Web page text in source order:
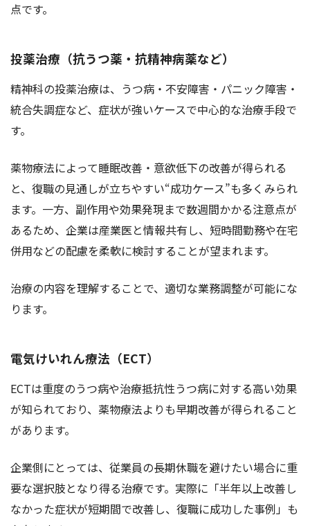
点です。
投薬治療（抗うつ薬・抗精神病薬など）
精神科の投薬治療は、うつ病・不安障害・パニック障害・
統合失調症など、症状が強いケースで中心的な治療手段で
す。
薬物療法によって睡眠改善・意欲低下の改善が得られる
と、復職の見通しが立ちやすい“成功ケース”も多くみられ
ます。一方、副作用や効果発現まで数週間かかる注意点が
あるため、企業は産業医と情報共有し、短時間勤務や在宅
併用などの配慮を柔軟に検討することが望まれます。
治療の内容を理解することで、適切な業務調整が可能にな
ります。
電気けいれん療法（ECT）
ECTは重度のうつ病や治療抵抗性うつ病に対する高い効果
が知られており、薬物療法よりも早期改善が得られること
があります。
企業側にとっては、従業員の長期休職を避けたい場合に重
要な選択肢となり得る治療です。実際に「半年以上改善し
なかった症状が短期間で改善し、復職に成功した事例」も